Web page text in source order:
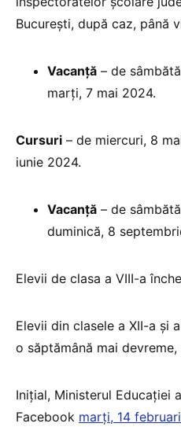
București, după caz, până
Vacanţă – de
marți, 7 mai 2024.
Cursuri – de miercuri, 8
iunie 2024.
Vacanţă – de
duminică, 8
Elevii de clasa a VIII-a
Elevii din clasele a XII-a și
o săptămână mai
Inițial, Ministerul Educației
Facebook marți, 14